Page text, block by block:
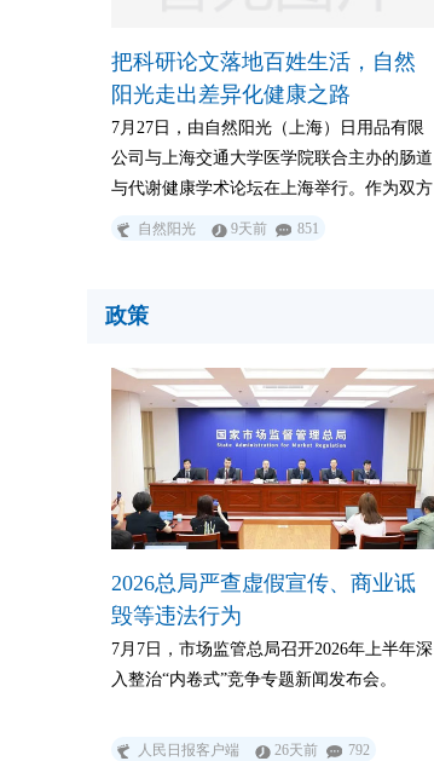
把科研论文落地百姓生活，自然
阳光走出差异化健康之路
7月27日，由自然阳光（上海）日用品有限
公司与上海交通大学医学院联合主办的肠道
与代谢健康学术论坛在上海举行。作为双方
自2025年10月共建“肠道与代谢健康全球专
白皮书》正式发布，首次系统性地提出了针
肃营养”的科研理念精准落地到国民亟需的
代谢管理一线。
自然阳光 9天前 851
政策
2026总局严查虚假宣传、商业诋
毁等违法行为
7月7日，市场监管总局召开2026年上半年深
入整治“内卷式”竞争专题新闻发布会。
人民日报客户端 26天前 792